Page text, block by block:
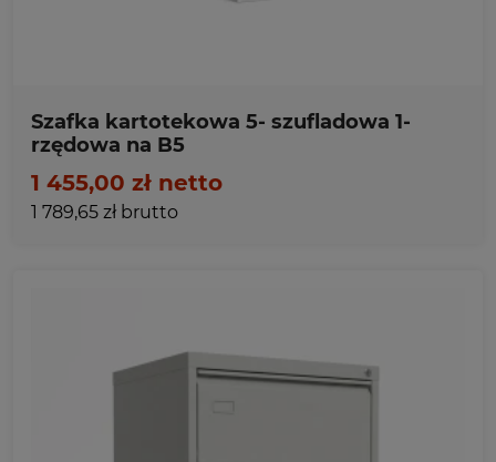
Szafka kartotekowa 5- szufladowa 1-
rzędowa na B5
1 455,00 zł netto
1 789,65 zł brutto